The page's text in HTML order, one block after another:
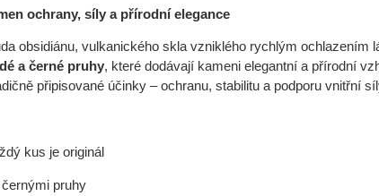
ochrany, síly a přírodní elegance
obsidiánu, vulkanického skla vzniklého rychlým ochlazením
a černé pruhy, které dodávají kameni elegantní a přírodní
připisované účinky – ochranu, stabilitu a podporu vnitřní
kus je originál
pruhy